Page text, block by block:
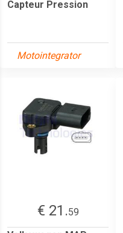
Capteur Pression
Motointegrator
€ 21.59